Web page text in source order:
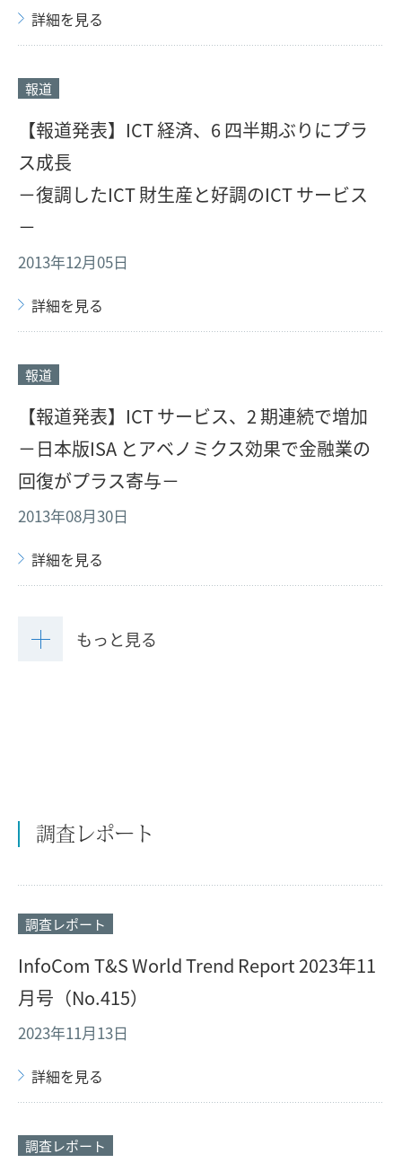
詳細を見る
報道
【報道発表】ICT 経済、6 四半期ぶりにプラ
ス成長
－復調したICT 財生産と好調のICT サービス
－
2013年12月05日
詳細を見る
報道
【報道発表】ICT サービス、2 期連続で増加
－日本版ISA とアベノミクス効果で金融業の
回復がプラス寄与－
2013年08月30日
詳細を見る
もっと見る
調査レポート
調査レポート
InfoCom T&S World Trend Report 2023年11
月号（No.415）
2023年11月13日
詳細を見る
調査レポート